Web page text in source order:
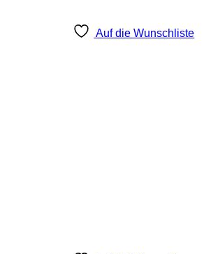
Auf die Wunschliste